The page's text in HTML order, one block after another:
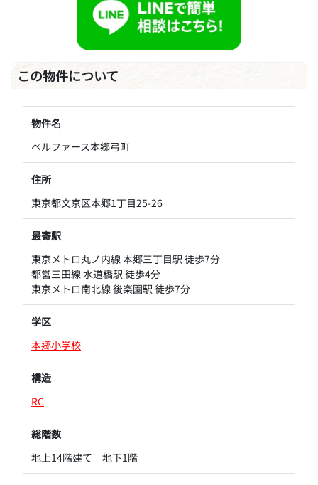
この物件について
物件名
ベルファース本郷弓町
住所
東京都文京区本郷1丁目25-26
最寄駅
東京メトロ丸ノ内線 本郷三丁目駅 徒歩7分
都営三田線 水道橋駅 徒歩4分
東京メトロ南北線 後楽園駅 徒歩7分
学区
本郷小学校
構造
RC
総階数
地上14階建て 地下1階